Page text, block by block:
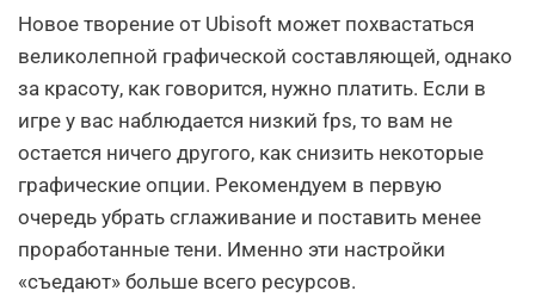
Новое творение от Ubisoft может похвастаться
великолепной графической составляющей, однако
за красоту, как говорится, нужно платить. Если в
игре у вас наблюдается низкий fps, то вам не
остается ничего другого, как снизить некоторые
графические опции. Рекомендуем в первую
очередь убрать сглаживание и поставить менее
проработанные тени. Именно эти настройки
«съедают» больше всего ресурсов.